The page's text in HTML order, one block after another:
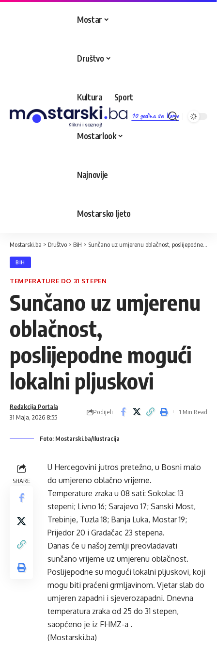
10 godina sa Vama
Mostar
Društvo
Kultura Sport
Mostarlook
Najnovije
Mostarsko ljeto
Mostarski.ba > Društvo > BiH > Sunčano uz umjerenu oblačnost, poslijepodne mogući lokalni pljuskovi
BIH
TEMPERATURE DO 31 STEPEN
Sunčano uz umjerenu
oblačnost,
poslijepodne mogući
lokalni pljuskovi
31 Maja, 2026 8:55
Redakcija Portala
Podijeli 1 Min Read
Foto: Mostarski.ba/Ilustracija
SHARE
U Hercegovini jutros pretežno, u Bosni malo
do umjereno oblačno vrijeme.
Temperature zraka u 08 sati: Sokolac 13
stepeni; Livno 16; Sarajevo 17; Sanski Most,
Trebinje, Tuzla 18; Banja Luka, Mostar 19;
Prijedor 20 i Gradačac 23 stepena.
Danas će u našoj zemlji preovladavati
sunčano vrijeme uz umjerenu oblačnost.
Poslijepodne su mogući lokalni pljuskovi, koji
mogu biti praćeni grmljavinom. Vjetar slab do
umjeren zapadni i sjeverozapadni. Dnevna
temperatura zraka od 25 do 31 stepen,
saopćeno je iz FHMZ-a .
(Mostarski.ba)